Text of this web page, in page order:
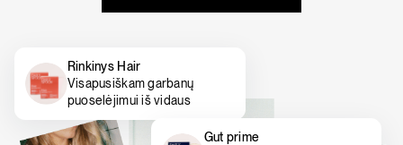
Rinkinys Hair
Visapusiškam garbanų
puoselėjimui iš vidaus
Gut prime